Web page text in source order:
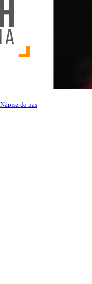
Napisz do nas